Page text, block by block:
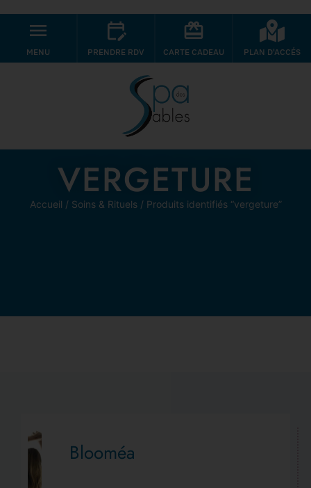
MENU PRENDRE RDV CARTE CADEAU PLAN D'ACCÉS
VERGETURE
Accueil / Soins & Rituels/ Produits identifiés “vergeture”
Blooméa